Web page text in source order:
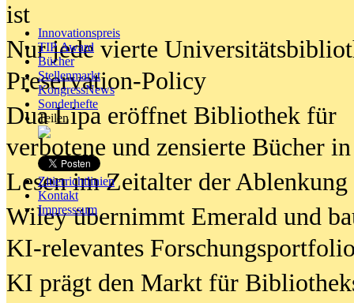
Innovationspreis
TIP Award
Bücher
Stellenmarkt
KongressNews
Sonderhefte
Teilen
Zitierrichtlinien
Kontakt
Impresssum
ist
Nur jede vierte
Preservation-Policy
Dua Lipa eröffnet Bibliothek für
verbotene und zensierte Bücher
Lesen im Zeitalter der Ablenkung
Wiley übernimmt Emerald und
KI-relevantes
KI prägt den Markt für